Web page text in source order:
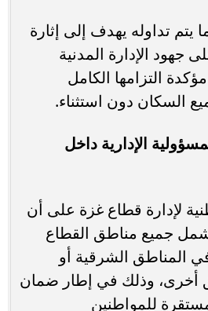
يتم تداوله يهدف إلى إثارة
جهود الإدارة المدنية
التزامها الكامل
السكان دون استثناء.
الإدارية داخل
لإدارة قطاع غزة على أن
جميع مناطق القطاع
المناطق الشرقية أو
أخرى، وذلك في إطار ضمان
للمواطنين